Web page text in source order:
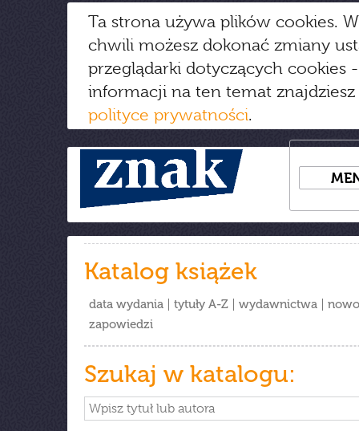
Ta strona używa plików cookies.
chwili możesz dokonać zmiany
przeglądarki dotyczących cookies
informacji na ten temat
polityce prywatności.
Katalog książek
data wydania tytuły A-Z wydawnictwa
zapowiedzi
Szukaj w katalogu: